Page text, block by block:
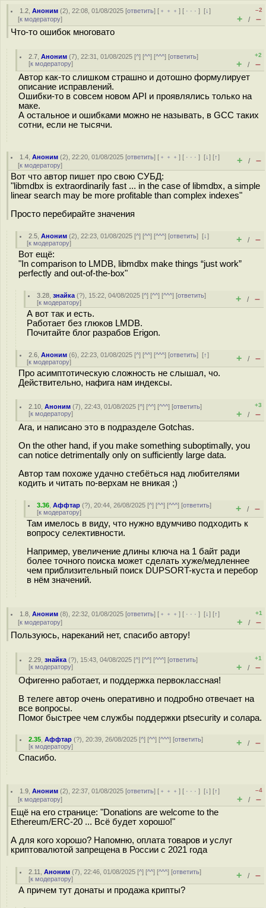
1.2 ,Аноним (2), 22:08, 01/08/2025 [ответить] [ ﹢﹢﹢] [ · · ·][↓]
[к модератору]
–2
+ / –
Что-то ошибок многовато
2.7 ,Аноним (7), 22:31, 01/08/2025 [^] [^^] [^^^] [ответить]
[к модератору]
+2
+ / –
Автор как-то слишком страшно и дотошно формулирует
описание исправлений.
Ошибки-то в совсем новом API и проявлялись только на
маке.
А остальное и ошибками можно не называть, в GCC таких
сотни, если не тысячи.
1.4 ,Аноним (2), 22:20, 01/08/2025 [ответить] [ ﹢﹢﹢] [ · · ·][↓] [↑]
[к модератору] + / –
Вот что автор пишет про свою СУБД:
"libmdbx is extraordinarily fast ... in the case of libmdbx, a simple
linear search may be more profitable than complex indexes"
Просто перебирайте значения
2.5 ,Аноним (2), 22:23, 01/08/2025 [^] [^^] [^^^] [ответить][↓]
[к модератору] + / –
Вот ещё:
"In comparison to LMDB, libmdbx make things “just work”
perfectly and out-of-the-box"
3.28 ,знайка (?), 15:22, 04/08/2025 [^] [^^] [^^^] [ответить]
[к модератору] + / –
А вот так и есть.
Работает без глюков LMDB.
Почитайте блог разрабов Erigon.
2.6 ,Аноним (6), 22:23, 01/08/2025 [^] [^^] [^^^] [ответить][↑]
[к модератору] + / –
Про асимптотическую сложность не слышал, чо.
Действительно, нафига нам индексы.
2.10 ,Аноним (7), 22:43, 01/08/2025 [^] [^^] [^^^] [ответить]
[к модератору]
+3
+ / –
Ага, и написано это в подразделе Gotchas.
On the other hand, if you make something suboptimally, you
can notice detrimentally only on sufficiently large data.
Автор там похоже удачно стебёться над любителями
кодить и читать по-верхам не вникая ;)
3.36 ,Аффтар (?), 20:44, 26/08/2025 [^] [^^] [^^^] [ответить]
[к модератору] + / –
Там имелось в виду, что нужно вдумчиво подходить к
вопросу селективности.
Например, увеличение длины ключа на 1 байт ради
более точного поиска может сделать хуже/медленнее
чем приблизительный поиск DUPSORT-куста и перебор
в нём значений.
1.8 ,Аноним (8), 22:32, 01/08/2025 [ответить] [ ﹢﹢﹢] [ · · ·][↓] [↑]
[к модератору]
+1
+ / –
Пользуюсь, нареканий нет, спасибо автору!
2.29 ,знайка (?), 15:43, 04/08/2025 [^] [^^] [^^^] [ответить]
[к модератору]
+1
+ / –
Офигенно работает, и поддержка первоклассная!
В телеге автор очень оперативно и подробно отвечает на
все вопросы.
Помог быстрее чем службы поддержки ptsecurity и солара.
2.35 ,Аффтар (?), 20:39, 26/08/2025 [^] [^^] [^^^] [ответить]
[к модератору] + / –
Спасибо.
1.9 ,Аноним (2), 22:37, 01/08/2025 [ответить] [ ﹢﹢﹢] [ · · ·][↓] [↑]
[к модератору]
–4
+ / –
Ещё на его странице: "Donations are welcome to the
Ethereum/ERC-20 ... Всё будет хорошо!"
А для кого хорошо? Напомню, оплата товаров и услуг
криптовалютой запрещена в России с 2021 года
2.11 ,Аноним (7), 22:46, 01/08/2025 [^] [^^] [^^^] [ответить]
[к модератору] + / –
А причем тут донаты и продажа крипты?